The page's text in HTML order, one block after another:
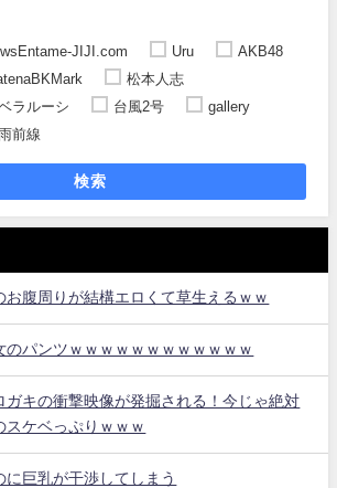
JIJI.com Uru
AKB48
松本人志
ラルーシ 台風2号
gallery
前線
検索
お腹周りが結構エロくて草生えるｗｗ
のパンツｗｗｗｗｗｗｗｗｗｗｗｗ
ガキの衝撃映像が発掘される！今じゃ絶対
スケベっぷりｗｗｗ
に巨乳が干渉してしまう